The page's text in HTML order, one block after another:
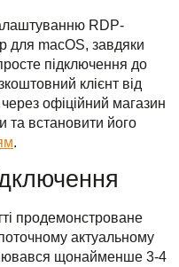
RDP-
для macOS, завдяки
підключення до
клієнт від
офіційний магазин
та встановити його
.
продемонстроване
актуальному
щонайменше 3-4